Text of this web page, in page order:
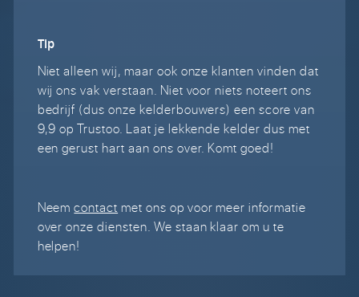
Tip
Niet alleen wij, maar ook onze klanten vinden dat
wij ons vak verstaan. Niet voor niets noteert ons
bedrijf (dus onze kelderbouwers) een score van
9,9 op Trustoo. Laat je lekkende kelder dus met
een gerust hart aan ons over. Komt goed!
Neemcontact met ons op voor meer informatie
over onze diensten. We staan klaar om u te
helpen!